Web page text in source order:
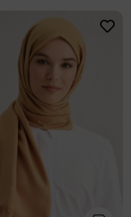
24 Saatte
₺1.599,90